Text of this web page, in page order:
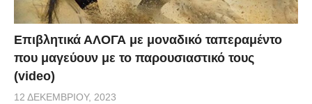
Επιβλητικά ΑΛΟΓΑ με μοναδικό ταπεραμέντο
που μαγεύουν με το παρουσιαστικό τους
(video)
12 ΔΕΚΕΜΒΡΊΟΥ, 2023